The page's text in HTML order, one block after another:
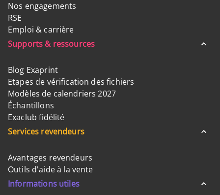
Nos engagements
RSE
Emploi & carrière
Supports & ressources
Blog Exaprint
Etapes de vérification des fichiers
Modèles de calendriers 2027
Échantillons
Exaclub fidélité
Services revendeurs
Avantages revendeurs
Outils d'aide à la vente
Informations utiles